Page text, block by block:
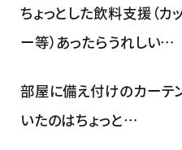
ちょっとした飲料支援（カ
ー等）あったらうれしい…
部屋に備え付けのカーテ
いたのはちょっと…